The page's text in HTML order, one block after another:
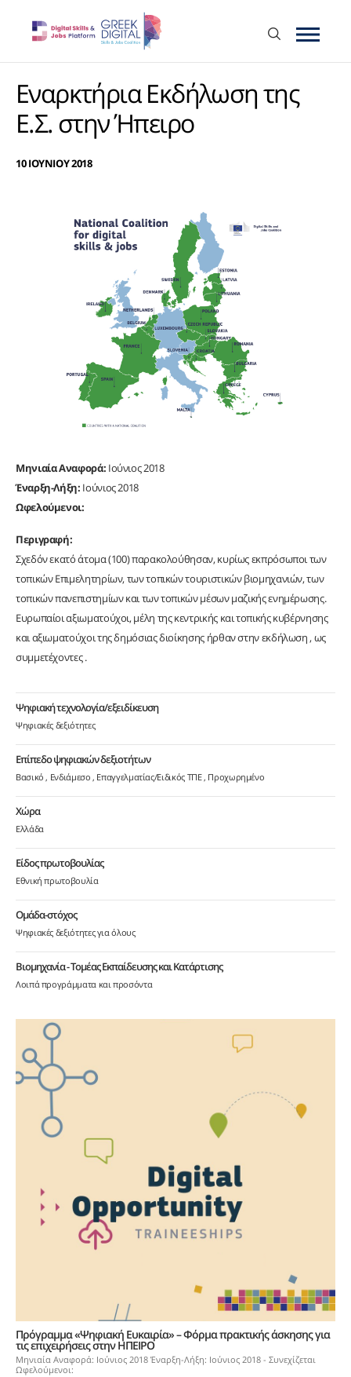
Εναρκτήρια Εκδήλωση της
Ε.Σ. στην Ήπειρο
10 ΙΟΥΝΙΟΥ 2018
Μηνιαία Αναφορά: Ιούνιος 2018
Έναρξη-Λήξη: Ιούνιος 2018
Ωφελούμενοι:
Περιγραφή:
Σχεδόν εκατό άτομα (100) παρακολούθησαν, κυρίως εκπρόσωποι των
τοπικών Επιμελητηρίων, των τοπικών τουριστικών βιομηχανιών, των
τοπικών πανεπιστημίων και των τοπικών μέσων μαζικής ενημέρωσης.
Ευρωπαίοι αξιωματούχοι, μέλη της κεντρικής και τοπικής κυβέρνησης
και αξιωματούχοι της δημόσιας διοίκησης ήρθαν στην εκδήλωση , ως
συμμετέχοντες .
Ψηφιακή τεχνολογία/εξειδίκευση
Ψηφιακές δεξιότητες
Επίπεδο ψηφιακών δεξιοτήτων
Βασικό Ενδιάμεσο Επαγγελματίας/Ειδικός ΤΠΕ Προχωρημένο
Χώρα
Ελλάδα
Είδος πρωτοβουλίας
Εθνική πρωτοβουλία
Ομάδα-στόχος
Ψηφιακές δεξιότητες για όλους
Βιομηχανία - Τομέας Εκπαίδευσης και Κατάρτισης
Λοιπά προγράμματα και προσόντα
Πρόγραμμα «Ψηφιακή Ευκαιρία» – Φόρμα πρακτικής άσκησης για
τις επιχειρήσεις στην ΗΠΕΙΡΟ
Μηνιαία Αναφορά: Ιούνιος 2018 Έναρξη-Λήξη: Ιούνιος 2018 - Συνεχίζεται
Ωφελούμενοι: